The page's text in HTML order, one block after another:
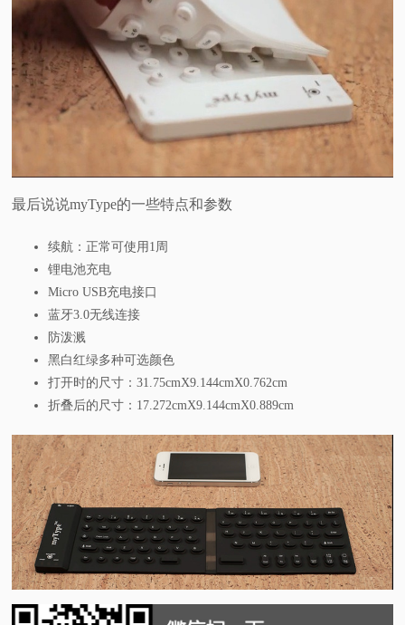
最后说说myType的一些特点和参数
续航：正常可使用1周
锂电池充电
Micro USB充电接口
蓝牙3.0无线连接
防泼溅
黑白红绿多种可选颜色
打开时的尺寸：31.75cmX9.144cmX0.762cm
折叠后的尺寸：17.272cmX9.144cmX0.889cm